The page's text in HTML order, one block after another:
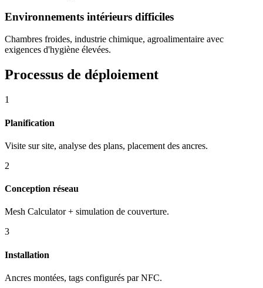
Environnements intérieurs difficiles
Chambres froides, industrie chimique, agroalimentaire avec
exigences d'hygiène élevées.
Processus de déploiement
1
Planification
Visite sur site, analyse des plans, placement des ancres.
2
Conception réseau
Mesh Calculator + simulation de couverture.
3
Installation
Ancres montées, tags configurés par NFC.